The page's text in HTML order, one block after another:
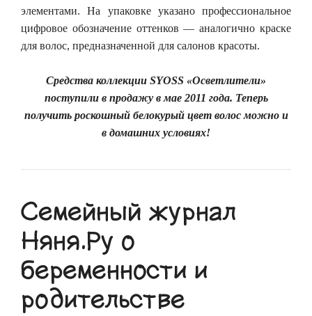
элементами. На упаковке указано профессиональное
цифровое обозначение оттенков — аналогично краске
для волос, предназначенной для салонов красоты.
Средства коллекции SYOSS «Осветлители»
поступили в продажу в мае 2011 года. Теперь
получить роскошный белокурый цвет волос можно и
в домашних условиях!
Семейный журнал
Няня.Ру о
беременности и
родительстве